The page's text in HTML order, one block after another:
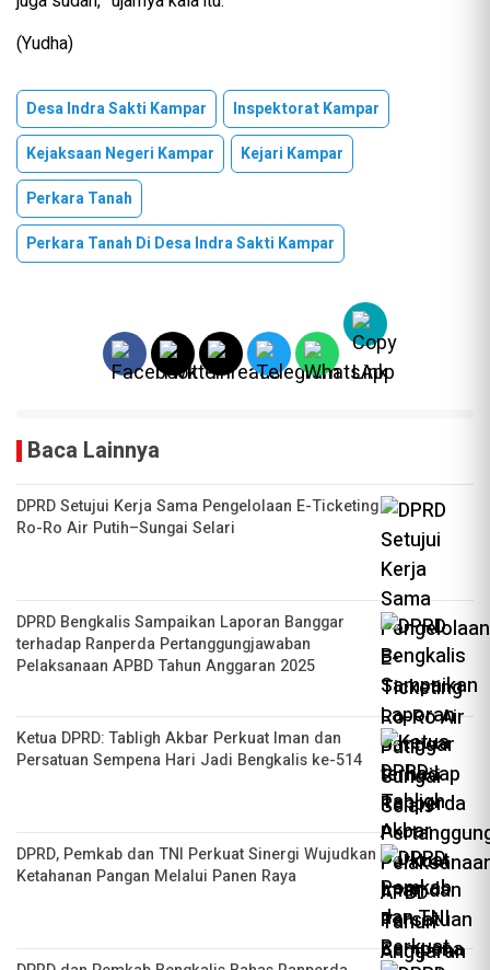
(Yudha)
Desa Indra Sakti Kampar
Inspektorat Kampar
Kejaksaan Negeri Kampar
Kejari Kampar
Perkara Tanah
Perkara Tanah Di Desa Indra Sakti Kampar
Baca Lainnya
DPRD Setujui Kerja Sama Pengelolaan E-Ticketing
Ro-Ro Air Putih–Sungai Selari
DPRD Bengkalis Sampaikan Laporan Banggar
terhadap Ranperda Pertanggungjawaban
Pelaksanaan APBD Tahun Anggaran 2025
Ketua DPRD: Tabligh Akbar Perkuat Iman dan
Persatuan Sempena Hari Jadi Bengkalis ke-514
DPRD, Pemkab dan TNI Perkuat Sinergi Wujudkan
Ketahanan Pangan Melalui Panen Raya